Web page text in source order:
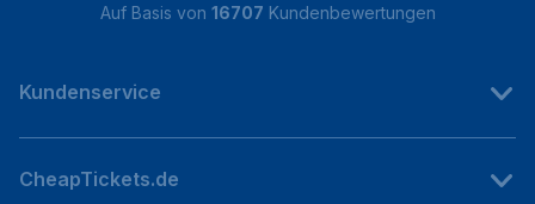
Auf Basis von 16707 Kundenbewertungen
Kundenservice
CheapTickets.de